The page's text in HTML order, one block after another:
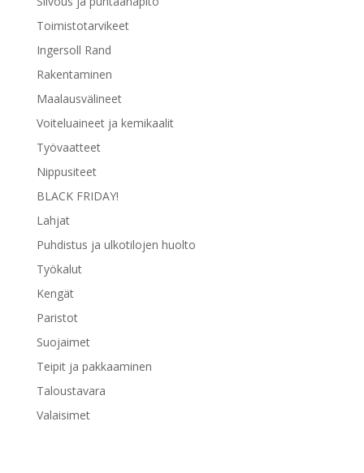
Toimistotarvikeet
Ingersoll Rand
Rakentaminen
Maalausvälineet
Voiteluaineet ja kemikaalit
Työvaatteet
Nippusiteet
BLACK FRIDAY!
Lahjat
Puhdistus ja ulkotilojen huolto
Työkalut
Kengät
Paristot
Suojaimet
Teipit ja pakkaaminen
Taloustavara
Valaisimet